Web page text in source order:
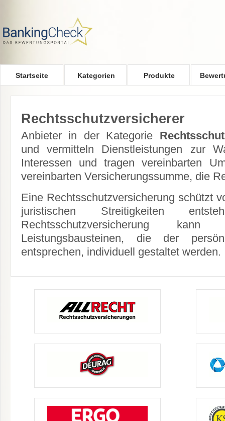
Startseite Kategorien Produkte
Rechtsschutzversicherer
Anbieter in der Kategorie
und vermitteln Dienstleistungen zur
Interessen und tragen vereinbarten
vereinbarten Versicherungssumme, die
Eine Rechtsschutzversicherung schützt
juristischen Streitigkeiten
Rechtsschutzversicherung
Leistungsbausteinen, die der
entsprechen, individuell gestaltet werden.